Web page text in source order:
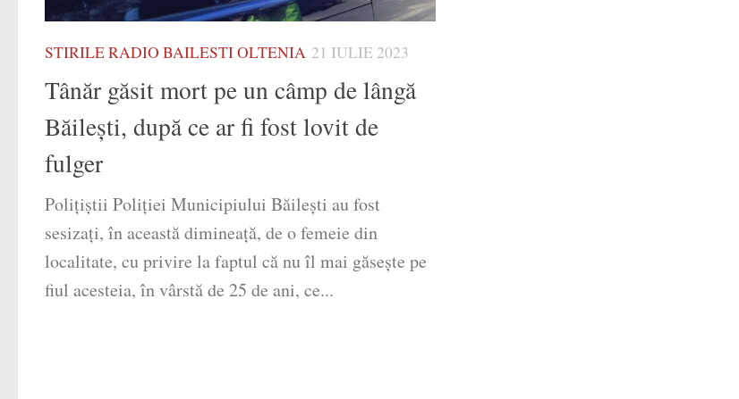
STIRILE RADIO BAILESTI OLTENIA 21 IULIE 2023
Tânăr găsit mort pe un câmp de lângă
Băilești, după ce ar fi fost lovit de
fulger
Poliţiştii Poliţiei Municipiului Băileşti au fost
sesizaţi, în această dimineață, de o femeie din
localitate, cu privire la faptul că nu îl mai găseşte pe
fiul acesteia, în vârstă de 25 de ani, ce...